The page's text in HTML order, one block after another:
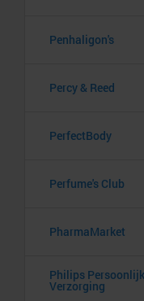
Penhaligon's
Percy & Reed
PerfectBody
Perfume's Club
PharmaMarket
Philips
Verzorging